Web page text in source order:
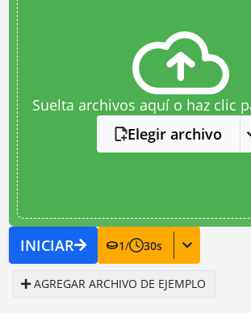
Suelta archivos aquí o haz clic
Elegir archivo
INICIAR 1/ 30s
AGREGAR ARCHIVO DE EJEMPLO